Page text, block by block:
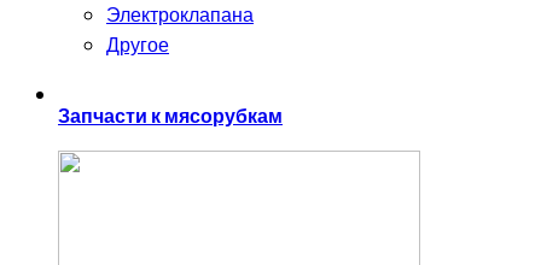
Электроклапана
Другое
Запчасти к мясорубкам